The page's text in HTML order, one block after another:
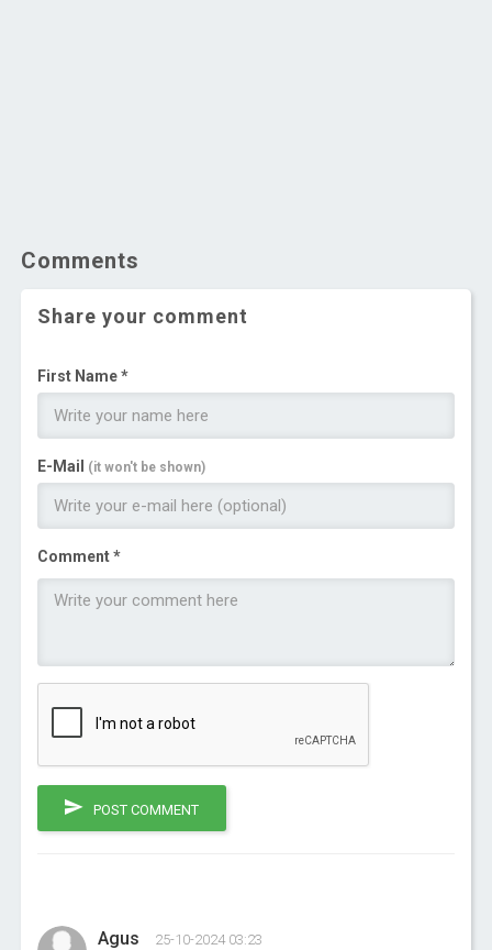
Comments
Share your comment
First Name *
E-Mail (it won't be shown)
Comment *
POST COMMENT
Agus 25-10-2024 03:23